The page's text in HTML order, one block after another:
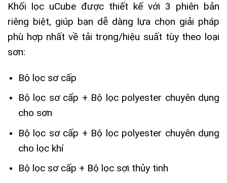
Khối lọc uCube được thiết kế với 3 phiên bản
riêng biệt, giúp bạn dễ dàng lựa chọn giải pháp
phù hợp nhất về tải trọng/hiệu suất tùy theo loại
sơn:
Bộ lọc sơ cấp
Bộ lọc sơ cấp + Bộ lọc polyester chuyên dụng
cho sơn
Bộ lọc sơ cấp + Bộ lọc polyester chuyên dụng
cho lọc khí
Bộ lọc sơ cấp + Bộ lọc sợi thủy tinh